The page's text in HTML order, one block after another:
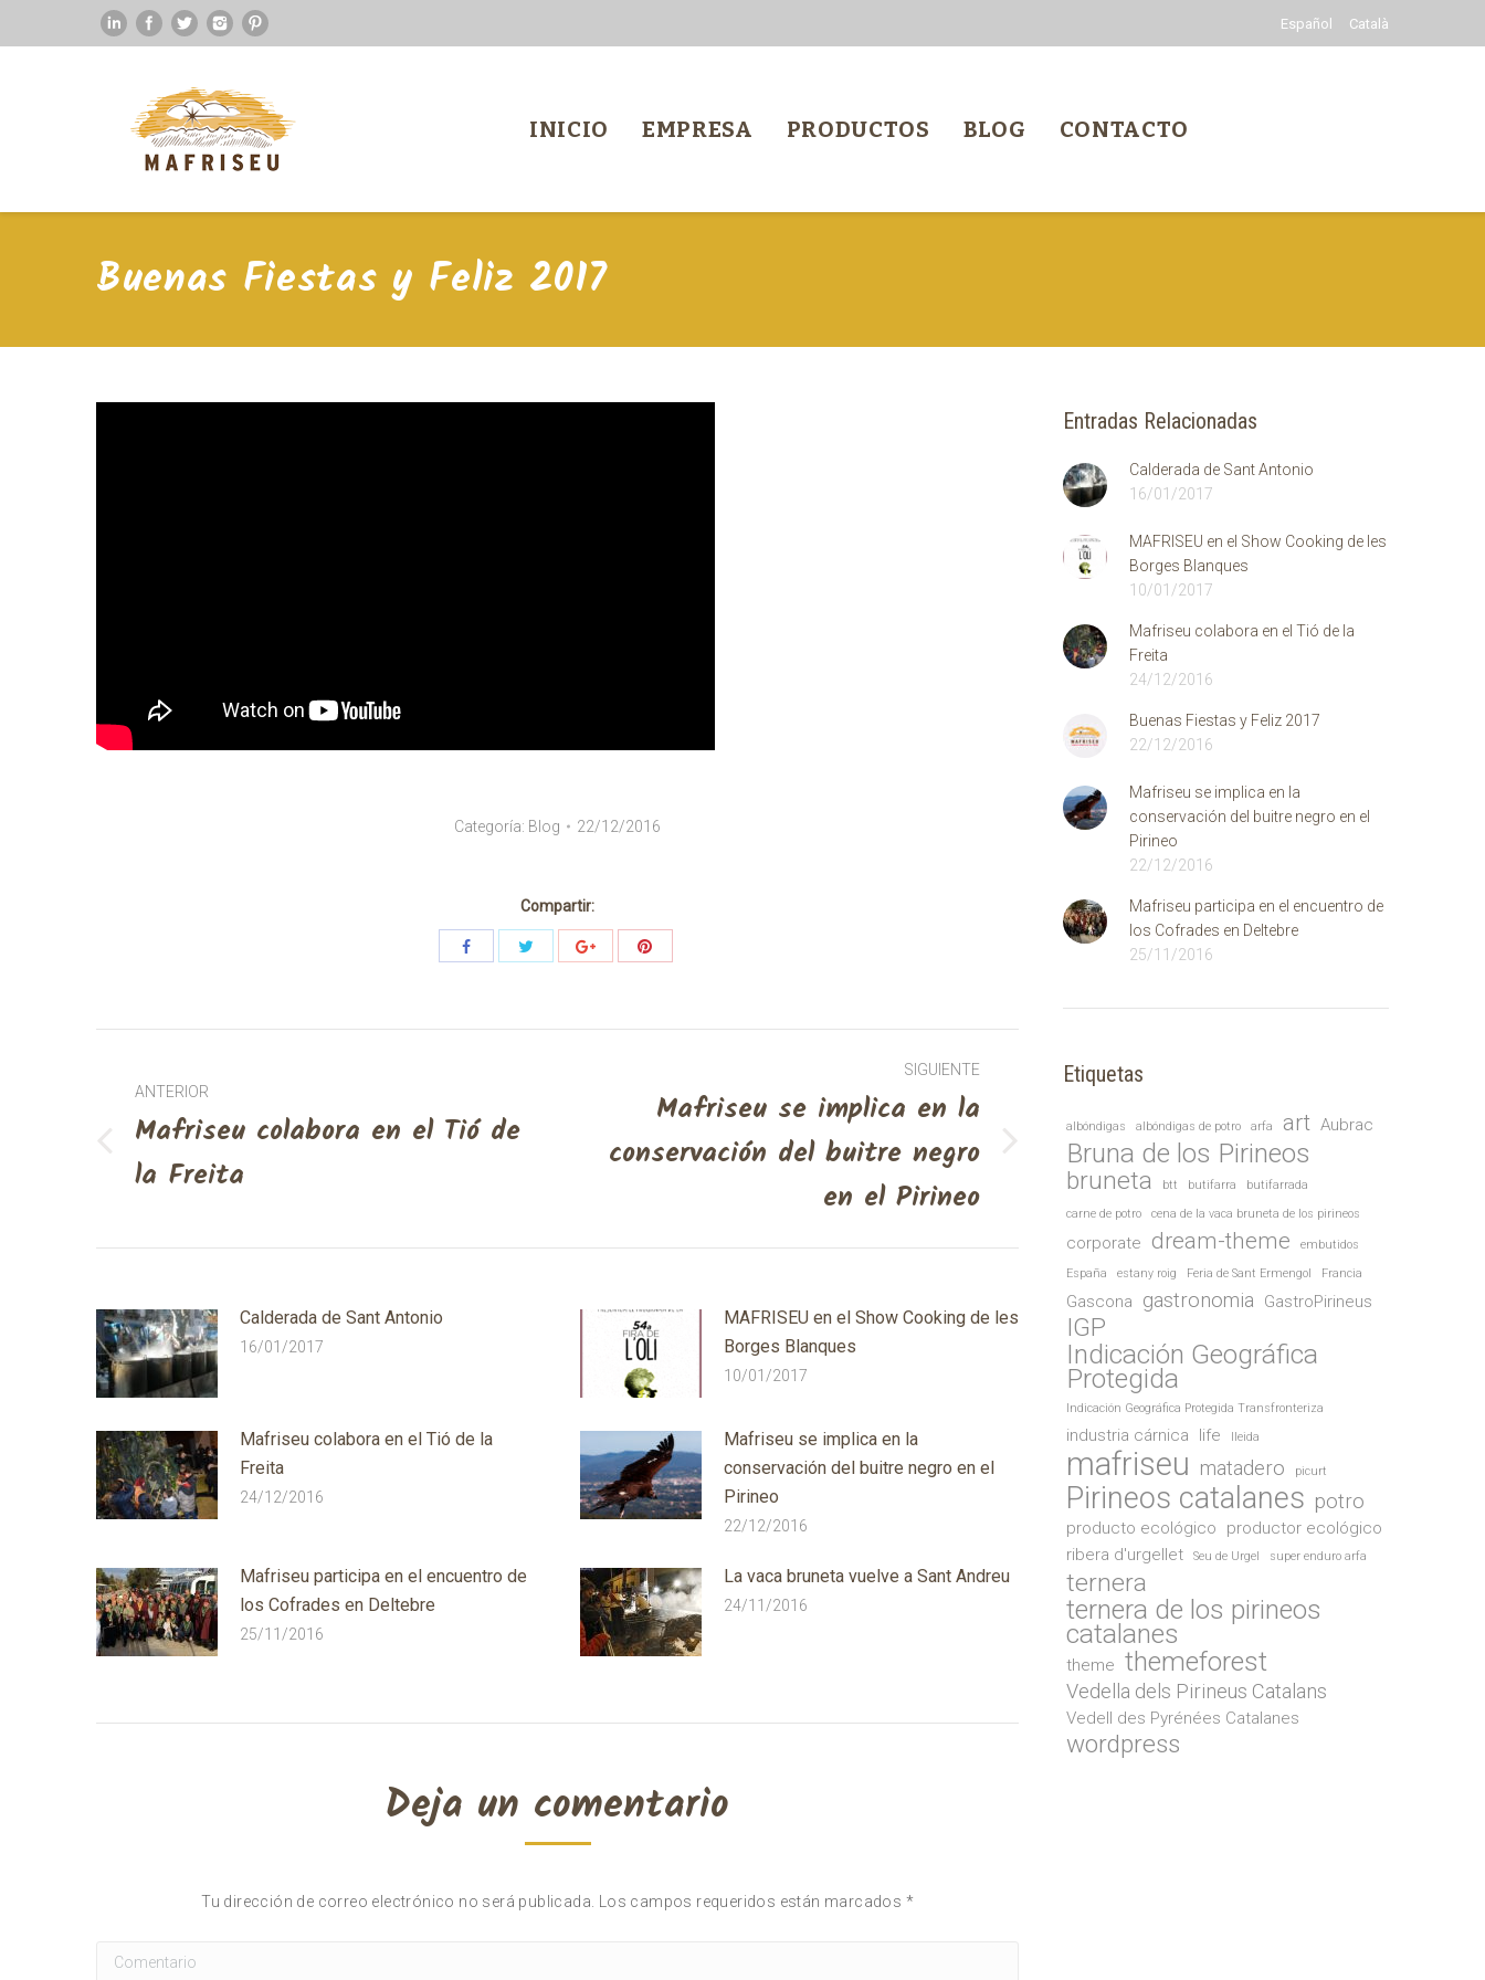
Español Català
INICIO EMPRESA PRODUCTOS BLOG CONTACTO
Buenas Fiestas y Feliz 2017
Categoría: Blog 22/12/2016
Compartir:
navigation
ANTERIOR
post:
Mafriseu colabora en el Tió de
la Freita
SIGUIENTE
Next
Mafriseu se implica en la
conservación del buitre negro
en el Pirineo
Calderada de Sant Antonio
16/01/2017
MAFRISEU en el Show Cooking de les
Borges Blanques
10/01/2017
Mafriseu colabora en el Tió de la
Freita
24/12/2016
Mafriseu se implica en la
conservación del buitre negro en el
Pirineo
22/12/2016
Mafriseu participa en el encuentro de
los Cofrades en Deltebre
25/11/2016
La vaca bruneta vuelve a Sant Andreu
24/11/2016
Deja un comentario
Tu dirección de correo electrónico no será publicada. Los campos requeridos están marcados *
Entradas Relacionadas
Calderada de Sant Antonio
16/01/2017
MAFRISEU en el Show Cooking de les
Borges Blanques
10/01/2017
Mafriseu colabora en el Tió de la
Freita
24/12/2016
Buenas Fiestas y Feliz 2017
22/12/2016
Mafriseu se implica en la
conservación del buitre negro en el
Pirineo
22/12/2016
Mafriseu participa en el encuentro de
los Cofrades en Deltebre
25/11/2016
Etiquetas
albóndigas albóndigas de potro arfa art Aubrac
Bruna de los Pirineos
bruneta btt butifarra
butifarrada
carne de potro
cena de la vaca bruneta de los pirineos
corporate dream-theme
embutidos
España
estany roig Feria de Sant Ermengol Francia
Gascona gastronomia GastroPirineus
IGP
Indicación Geográfica
Protegida
Indicación Geográfica Protegida Transfronteriza
industria cárnica life lleida
mafriseu matadero picurt
Pirineos catalanes potro
producto ecológico
productor ecológico
ribera d'urgellet
Seu de Urgel super enduro arfa
ternera
ternera de los pirineos
catalanes
theme themeforest
Vedella dels Pirineus Catalans
Vedell des Pyrénées Catalanes
wordpress